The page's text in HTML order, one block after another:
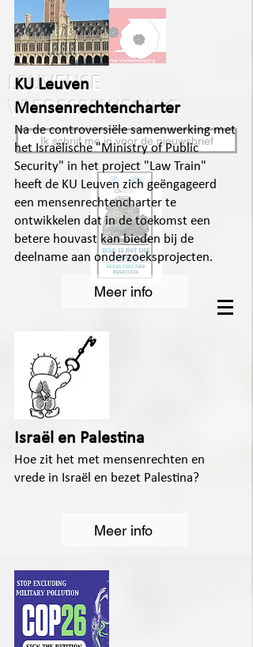
LEUVENSE
VREDESBEWEGING
Ik schrijf me in voor de nieuwsbrief
KU Leuven
Mensenrechtencharter
Na de controversiële samenwerking met
het Israëlische "Ministry of Public
Security" in het project "Law Train"
heeft de KU Leuven zich geëngageerd
een mensenrechtencharter te
ontwikkelen dat in de toekomst een
betere houvast kan bieden bij de
deelname aan onderzoeksprojecten.
Meer info
Israël en Palestina
Hoe zit het met mensenrechten en
vrede in Israël en bezet Palestina?
Meer info